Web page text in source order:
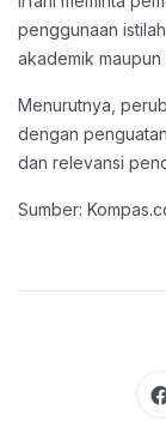
penggunaan
akademik maupun
Menurutnya,
dengan
dan relevansi
Sumber: